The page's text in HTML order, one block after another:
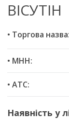
ВІСУТІН
• Торгова назва:
• МНН:
• ATC:
Наявність у